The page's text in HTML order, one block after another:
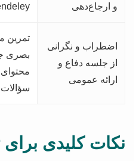
و ارجاع‌دهی
اضطراب و نگرانی
از جلسه دفاع و
ارائه عمومی
تمرین
بصری
محتوای
نکات کلیدی